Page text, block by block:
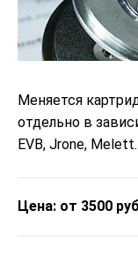
Меняется
отдельно в
EVB, Jrone, Melett.
Цена: от 3500